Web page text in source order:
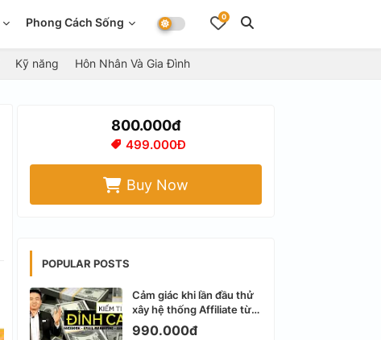
Phong Cách Sống 0
Kỹ năng Hôn Nhân Và Gia Đình
800.000đ
499.000Đ
Buy Now
POPULAR POSTS
Cảm giác khi lần đầu thử
xây hệ thống Affiliate từ
Facebook cá nhân
990.000đ